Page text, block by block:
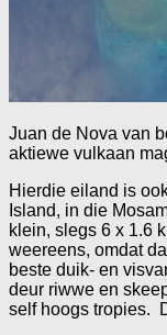
Juan de Nova van
aktiewe vulkaan
Hierdie eiland is
Island, in die
klein, slegs 6 x 1.6
weereens, omdat
beste duik- en
deur riwwe en
self hoogs tropies.